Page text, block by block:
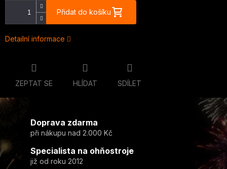
Přidat do košíku
Detailní informace
ZEPTAT SE HLÍDAT SDÍLET
Doprava zdarma
při nákupu nad 2.000 Kč
Specialista na ohňostroje
již od roku 2012